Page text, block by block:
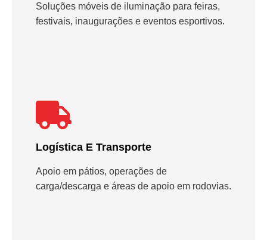
Soluções móveis de iluminação para feiras,
festivais, inaugurações e eventos esportivos.
Logística E Transporte
Apoio em pátios, operações de
carga/descarga e áreas de apoio em rodovias.